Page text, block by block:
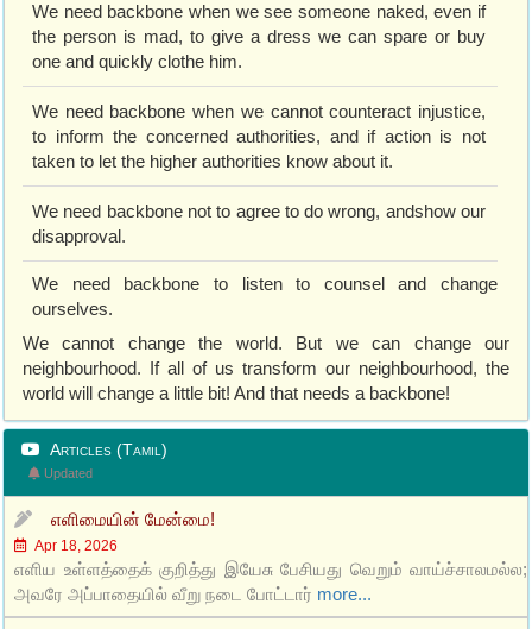
We need backbone when we see someone naked, even if
the person is mad, to give a dress we can spare or buy
one and quickly clothe him.
We need backbone when we cannot counteract injustice,
to inform the concerned authorities, and if action is not
taken to let the higher authorities know about it.
We need backbone not to agree to do wrong, andshow our
disapproval.
We need backbone to listen to counsel and change
ourselves.
We cannot change the world. But we can change our
neighbourhood. If all of us transform our neighbourhood, the
world will change a little bit! And that needs a backbone!
Articles (Tamil)
Updated
எளிமையின் மேன்மை!
Apr 18, 2026
எளிய உள்ளத்தைக் குறித்து இயேசு பேசியது வெறும் வாய்ச்சாலமல்ல;
அவரே அப்பாதையில் வீறு நடை போட்டார் more...